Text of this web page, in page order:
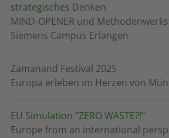
strategisches Denken
MIND-OPENER und
Siemens Campus Erlangen
Zamanand Festival 2025
Europa erleben im Herzen von
EU Simulation "ZERO WASTE?!"
Europe from an international